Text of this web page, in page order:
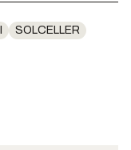
SOLCELLER